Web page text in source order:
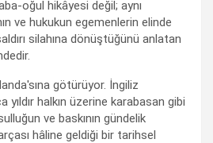
oğul hikâyesi değil; aynı
ve hukukun egemenlerin elinde
silahına dönüştüğünü anlatan
götürüyor. İngiliz
halkın üzerine karabasan gibi
ve baskının gündelik
hâline geldiği bir tarihsel